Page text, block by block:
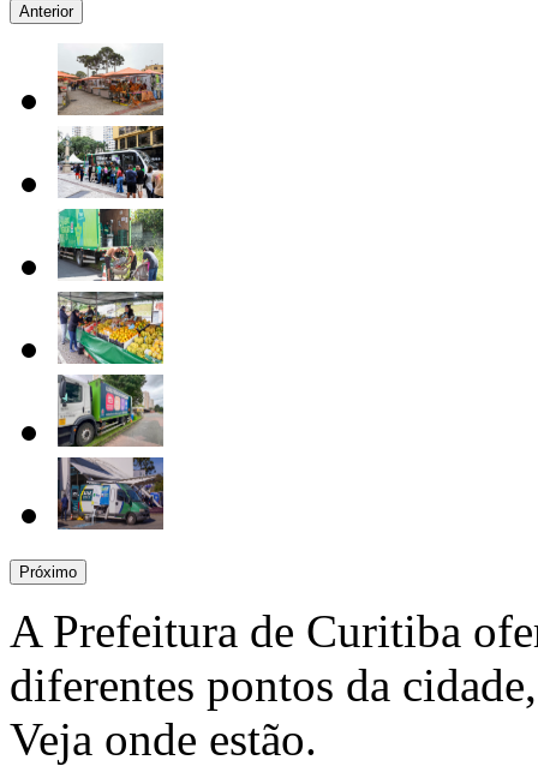
Anterior
Próximo
A Prefeitura de Curitiba
diferentes pontos da
Veja onde estão.